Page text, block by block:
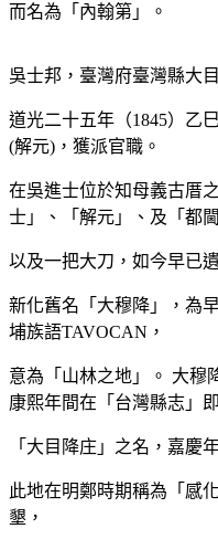
而名為「內翰第」。
吳士邦，臺灣府臺灣縣大
道光二十五年（1845）乙
(解元)，獲派官職。
在吳進士位於知母義古厝
士」、「解元」、及「都
以及一把大刀，如今早已
新化舊名「大穆降」，為
埔族語TAVOCAN，
意為「山林之地」。 大穆
康熙年間在「台灣縣志」
「大目降庄」之名，嘉慶
此地在明鄭時期稱為「感
墾，